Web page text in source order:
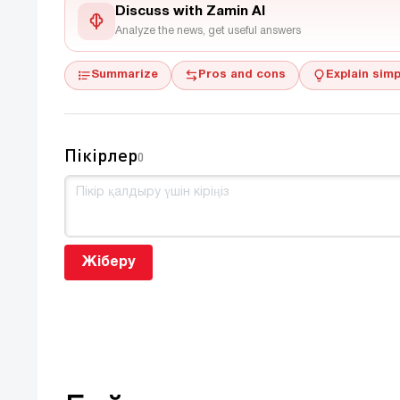
Discuss with Zamin AI
Analyze the news, get useful answers
Summarize Pros and cons Explain
Пікірлер0
Жіберу